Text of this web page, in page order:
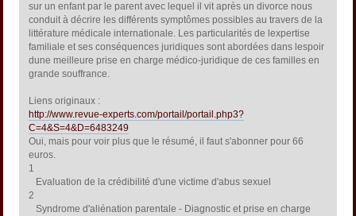
sur un enfant par le parent avec lequel il vit après un divorce nous
conduit à décrire les différents symptômes possibles au travers de la
littérature médicale internationale. Les particularités de lexpertise
familiale et ses conséquences juridiques sont abordées dans lespoir
dune meilleure prise en charge médico-juridique de ces familles en
grande souffrance.
Liens originaux :
http://www.revue-experts.com/portail/portail.php3?
C=4&S=4&D=6483249
Oui, mais pour voir plus que le résumé, il faut s'abonner pour 66
euros.
1
Evaluation de la crédibilité d'une victime d'abus sexuel
2
Syndrome d'aliénation parentale - Diagnostic et prise en charge